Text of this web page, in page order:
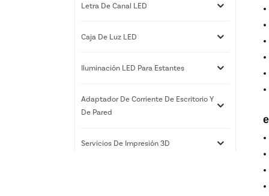
Letra De Canal LED
Caja De Luz LED
Iluminación LED Para Estantes
Adaptador De Corriente De Escritorio Y
De Pared
Servicios De Impresión 3D